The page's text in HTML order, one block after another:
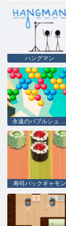
ハングマン
寿司バックギャモン